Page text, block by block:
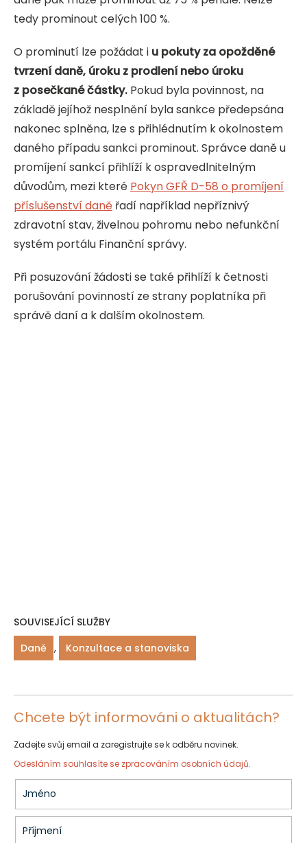
tedy prominout celých 100 %.
O prominutí lze požádat i u pokuty za opožděné
tvrzení daně, úroku z prodlení nebo úroku
z posečkané částky. Pokud byla povinnost, na
základě jejíhož nesplnění byla sankce předepsána
nakonec splněna, lze s přihlédnutím k okolnostem
daného případu sankci prominout. Správce daně u
promíjení sankcí přihlíží k ospravedlnitelným
důvodům, mezi které Pokyn GFŘ D-58 o promíjení
příslušenství daně řadí například nepříznivý
zdravotní stav, živelnou pohromu nebo nefunkční
systém portálu Finanční správy.
Při posuzování žádosti se také přihlíží k četnosti
porušování povinností ze strany poplatníka při
správě daní a k dalším okolnostem.
SOUVISEJÍCÍ SLUŽBY
Daně , Konzultace a stanoviska
Chcete být informováni o aktualitách?
Zadejte svůj email a zaregistrujte se k odběru novinek.
Odesláním souhlasíte se zpracováním osobních údajů.